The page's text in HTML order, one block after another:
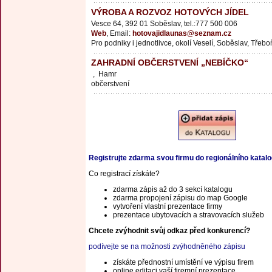
VÝROBA A ROZVOZ HOTOVÝCH JÍDEL
Vesce 64, 392 01 Soběslav, tel.:777 500 006
Web, Email: hotovajidlaunas@seznam.cz
Pro podniky i jednotlivce, okolí Veselí, Soběslav,
ZAHRADNÍ OBČERSTVENÍ „NEBÍČKO“
, Hamr
občerstvení
Registrujte zdarma svou firmu do regionálního
Co registrací získáte?
zdarma zápis až do 3 sekcí katalogu
zdarma propojení zápisu do map Google
vytvoření vlastní prezentace firmy
prezentace ubytovacích a stravovacích služeb
Chcete zvýhodnit svůj odkaz před konkurencí?
podívejte se na možnosti zvýhodněného zápisu
získáte přednostní umístění ve výpisu firem